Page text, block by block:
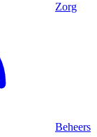
Zorg
Beheers